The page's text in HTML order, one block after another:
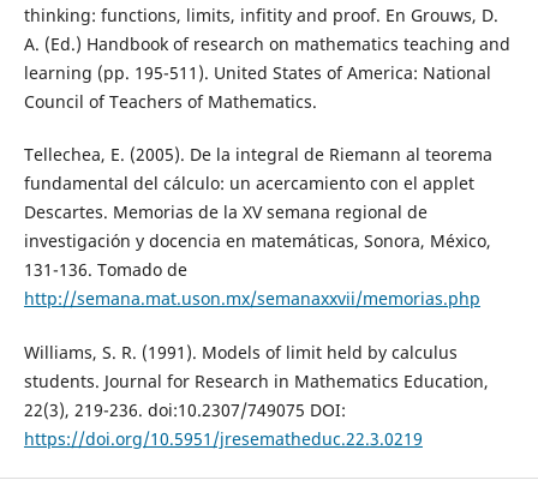
thinking: functions, limits, infitity and proof. En Grouws, D.
A. (Ed.) Handbook of research on mathematics teaching and
learning (pp. 195-511). United States of America: National
Council of Teachers of Mathematics.
Tellechea, E. (2005). De la integral de Riemann al teorema
fundamental del cálculo: un acercamiento con el applet
Descartes. Memorias de la XV semana regional de
investigación y docencia en matemáticas, Sonora, México,
131-136. Tomado de
http://semana.mat.uson.mx/semanaxxvii/memorias.php
Williams, S. R. (1991). Models of limit held by calculus
students. Journal for Research in Mathematics Education,
22(3), 219-236. doi:10.2307/749075 DOI:
https://doi.org/10.5951/jresematheduc.22.3.0219